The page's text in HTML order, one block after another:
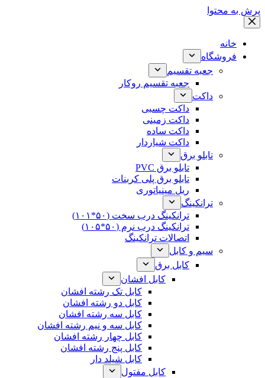
پرش به محتوا
خانه
فروشگاه
جعبه تقسیم
جعبه تقسیم روکار
داکت
داکت چسبی
داکت زمینی
داکت ساده
داکت شیاردار
تابلو برق
تابلو برق PVC
تابلو برق پلی کربنات
ریل مینیاتوری
ترانکینگ
ترانکینگ درب سخت (۵۰*۱۰۱)
ترانکینگ درب نرم (۵۰*۱۰۵)
اتصالات ترانکینگ
سیم و کابل
کابل برق
کابل افشان
کابل تک رشته افشان
کابل دو رشته افشان
کابل سه رشته افشان
کابل سه و نیم رشته افشان
کابل چهار رشته افشان
کابل پنج رشته افشان
کابل شیلد دار
کابل مفتول